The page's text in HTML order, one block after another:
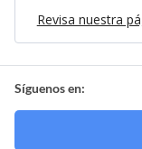
Revisa nuestra
Síguenos en: